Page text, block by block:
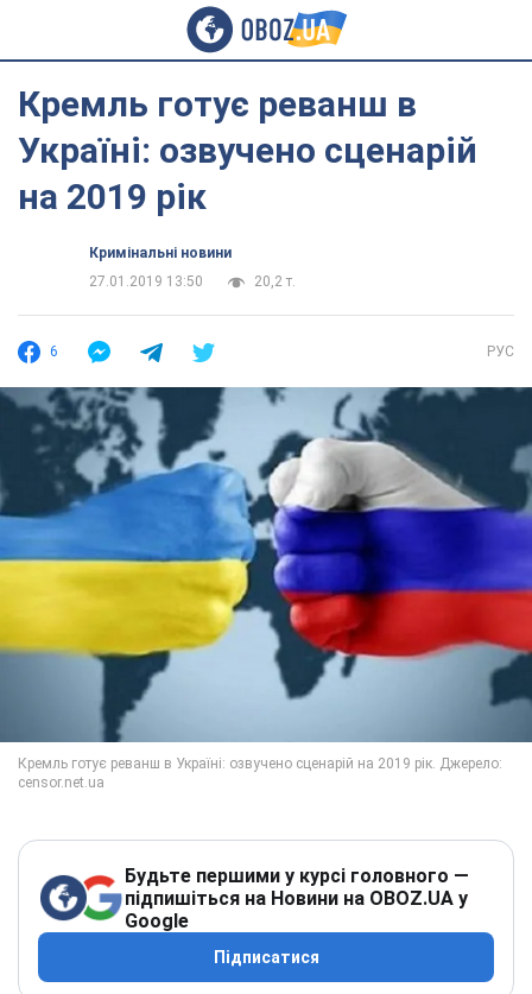
Кремль готує реванш в
Україні: озвучено сценарій
на 2019 рік
Кримінальні новини
27.01.2019 13:50
20,2 т.
6 РУС
Будьте першими у курсі головного —
підпишіться на Новини на OBOZ.UA у
Google
Підписатися